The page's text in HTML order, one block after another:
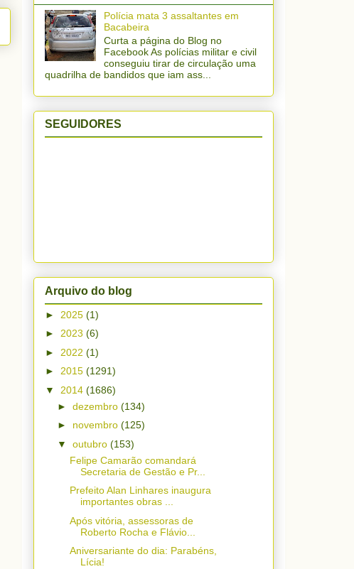
Polícia mata 3 assaltantes em
Bacabeira
Curta a página do Blog no
Facebook As polícias militar e civil
conseguiu tirar de circulação uma
quadrilha de bandidos que iam ass...
SEGUIDORES
Arquivo do blog
► 2025 (1)
► 2023 (6)
► 2022 (1)
► 2015 (1291)
▼ 2014 (1686)
► dezembro (134)
► novembro (125)
▼ outubro (153)
Felipe Camarão comandará
Secretaria de Gestão e Pr...
Prefeito Alan Linhares inaugura
importantes obras ...
Após vitória, assessoras de
Roberto Rocha e Flávio...
Aniversariante do dia: Parabéns,
Lícia!